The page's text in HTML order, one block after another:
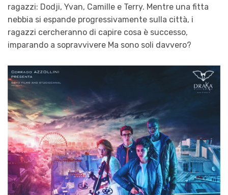
ragazzi: Dodji, Yvan, Camille e Terry. Mentre una fitta
nebbia si espande progressivamente sulla città, i
ragazzi cercheranno di capire cosa è successo,
imparando a sopravvivere Ma sono soli davvero?